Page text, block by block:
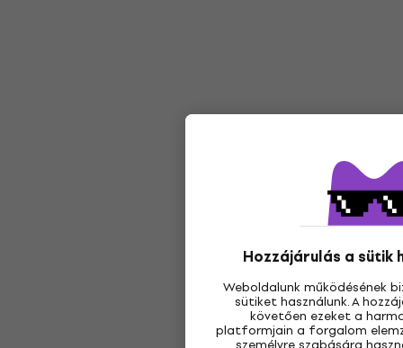
Hozzájárulás a sütik
Weboldalunk működésének
sütiket használunk. A
követően ezeket a
platformjain a forgalom